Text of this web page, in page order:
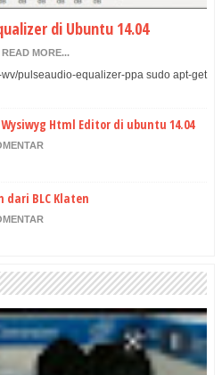
di Ubuntu 14.04
READ MORE...
pulseaudio-equalizer-ppa sudo apt-get
Html Editor di ubuntu 14.04
dari BLC Klaten